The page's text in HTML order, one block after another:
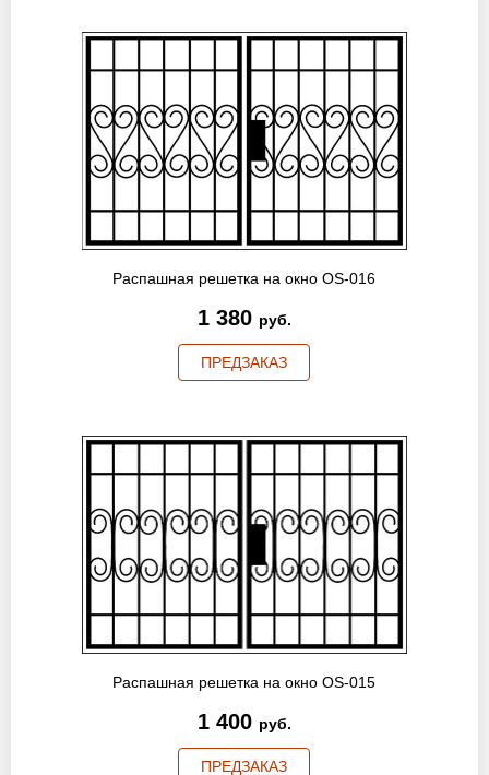
Распашная решетка на окно OS-016
1 380 руб.
ПРЕДЗАКАЗ
Распашная решетка на окно OS-015
1 400 руб.
ПРЕДЗАКАЗ